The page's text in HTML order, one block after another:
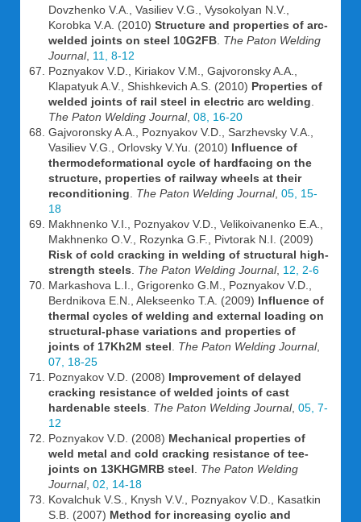
Dovzhenko V.A., Vasiliev V.G., Vysokolyan N.V.,
Korobka V.A. (2010) Structure and properties of arc-
welded joints on steel 10G2FB The Paton Welding
Journal, 11, 8-12
Poznyakov V.D., Kiriakov V.M., Gajvoronsky A.A.,
Klapatyuk A.V., Shishkevich A.S. (2010) Properties of
welded joints of rail steel in electric arc welding
The Paton Welding Journal, 08, 16-20
Gajvoronsky A.A., Poznyakov V.D., Sarzhevsky V.A.,
Vasiliev V.G., Orlovsky V.Yu. (2010) Influence of
thermodeformational cycle of hardfacing on the
structure, properties of railway wheels at their
reconditioning
The Paton Welding Journal, 05, 15-
18
Makhnenko V.I., Poznyakov V.D., Velikoivanenko E.A.,
Makhnenko O.V., Rozynka G.F., Pivtorak N.I. (2009)
Risk of cold cracking in welding of structural high-
strength steels
The Paton Welding Journal, 12, 2-6
Markashova L.I., Grigorenko G.M., Poznyakov V.D.,
Berdnikova E.N., Alekseenko T.A. (2009) Influence of
thermal cycles of welding and external loading on
structural-phase variations and properties of
joints of 17Kh2M steel
The Paton Welding Journal,
07, 18-25
Poznyakov V.D. (2008) Improvement of delayed
cracking resistance of welded joints of cast
hardenable steels
The Paton Welding Journal, 05, 7-
12
Poznyakov V.D. (2008) Mechanical properties of
weld metal and cold cracking resistance of tee-
joints on 13KHGMRB steel
The Paton Welding
Journal, 02, 14-18
Kovalchuk V.S., Knysh V.V., Poznyakov V.D., Kasatkin
S.B. (2007) Method for increasing cyclic and